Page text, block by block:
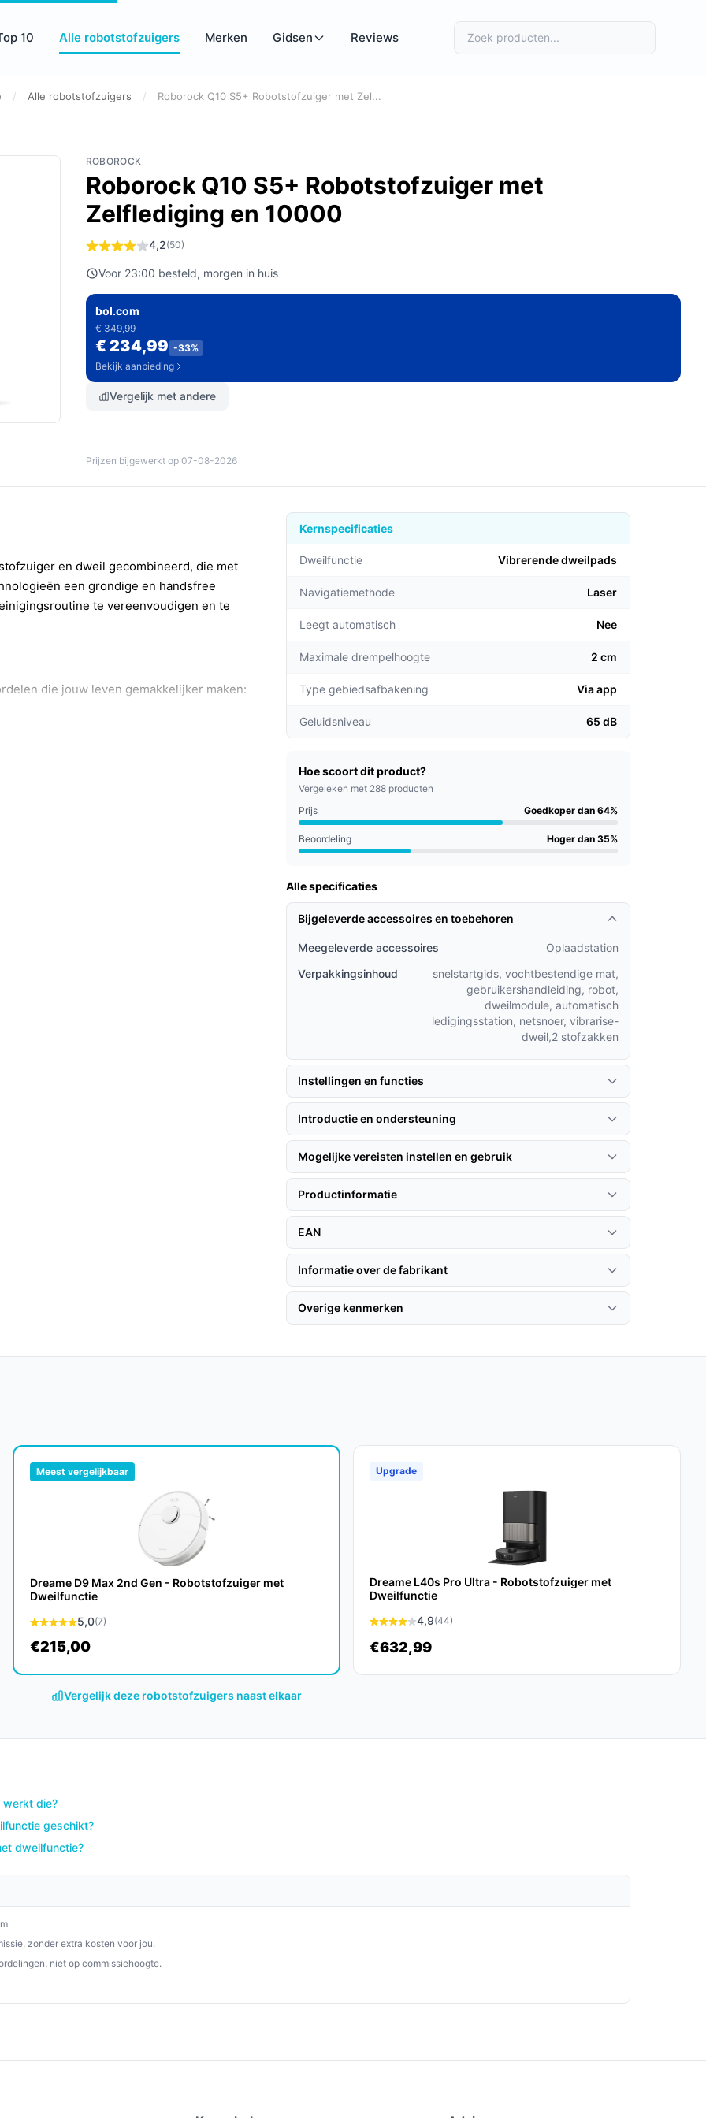
10 Alle robotstofzuigers Merken Gidsen Reviews
/ Alle robotstofzuigers / Roborock Q10 S5+ Robotstofzuiger met Zel...
ROBOROCK
Roborock Q10 S5+ Robotstofzuiger met
Zelflediging en 10000
4,2(50)
Voor 23:00 besteld, morgen in huis
bol.com
€ 349,99
€ 234,99 -33%
Bekijk aanbieding
Vergelijk met andere
Prijzen bijgewerkt op 07-08-2026
en dweil gecombineerd, die met
een grondige en handsfree
te vereenvoudigen en te
die jouw leven gemakkelijker maken:
S5+ vele jaren meegaan, met een
herkennen en aan te passen aan de
is.
een krachtigere zuigkracht, een
iedereen die op zoek is naar een
Met zijn innovatieve functies en
schoonmaakervaring.
Kies bewust wat
Kernspecificaties
Dweilfunctie Vibrerende dweilpads
Navigatiemethode Laser
Leegt automatisch Nee
Maximale drempelhoogte 2 cm
Type gebiedsafbakening Via app
Geluidsniveau 65 dB
Hoe scoort dit product?
Vergeleken met 288 producten
Prijs
Goedkoper dan 64%
Beoordeling Hoger dan 35%
Alle specificaties
Bijgeleverde accessoires en toebehoren
Meegeleverde accessoires
Oplaadstation
Verpakkingsinhoud
snelstartgids, vochtbestendige mat,
gebruikershandleiding, robot,
dweilmodule, automatisch
ledigingsstation, netsnoer, vibrarise-
dweil,2 stofzakken
Instellingen en functies
Introductie en ondersteuning
Mogelijke vereisten instellen en gebruik
Productinformatie
EAN
Informatie over de fabrikant
Overige kenmerken
Meest vergelijkbaar
Dreame D9 Max 2nd Gen - Robotstofzuiger met
Dweilfunctie
5,0(7)
€215,00
Upgrade
Dreame L40s Pro Ultra - Robotstofzuiger met
Dweilfunctie
4,9(44)
€632,99
Vergelijk deze robotstofzuigers naast elkaar
werkt die?
geschikt?
dweilfunctie?
zonder extra kosten voor jou.
niet op commissiehoogte.